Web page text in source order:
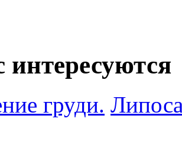
интересуются
груди.